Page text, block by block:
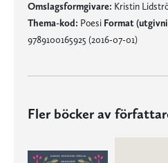
Omslagsformgivare: Kristin
Thema-kod: Poesi Format
9789100165925 (2016-07-01)
Fler böcker av